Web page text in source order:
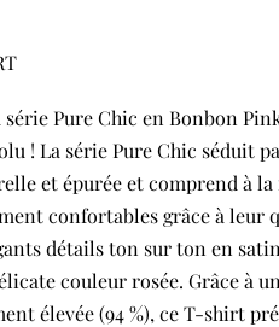
Pure Chic en Bonbon
! La série Pure Chic séduit
et épurée et comprend à la
confortables grâce à leur
détails ton sur ton en
couleur rosée. Grâce à
élevée (94 %), ce T-shirt